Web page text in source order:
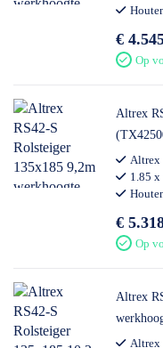
€
Op
Altrex
Altrex
1.85
€
Op
Altrex
Altrex